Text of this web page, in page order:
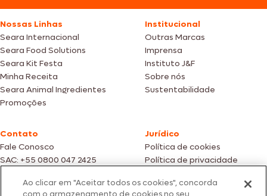
Nossas Linhas
Seara Internacional
Seara Food Solutions
Seara Kit Festa
Minha Receita
Seara Animal Ingredientes
Promoções
Institucional
Outras Marcas
Imprensa
Instituto J&F
Sobre nós
Sustentabilidade
Contato
Fale Conosco
SAC: +55 0800 047 2425
Jurídico
Política de cookies
Política de privacidade
Fotos meramente ilustrativas | Ofertas válidas enquanto durarem os
Ao clicar em "Aceitar todos os cookies", concorda
com o armazenamento de cookies no seu